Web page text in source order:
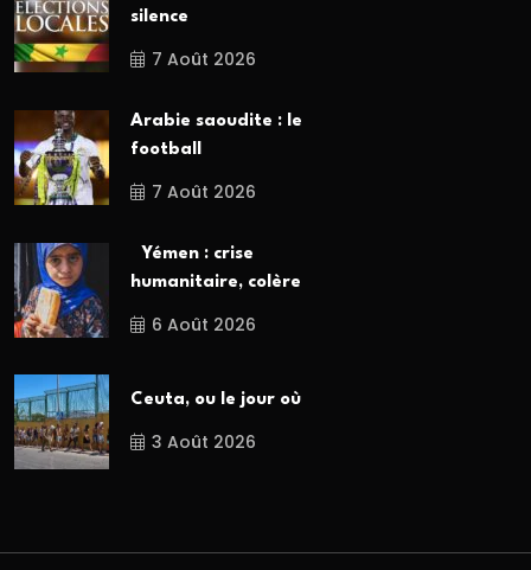
silence
7 Août 2026
Arabie saoudite : le
football
7 Août 2026
Yémen : crise
humanitaire, colère
6 Août 2026
Ceuta, ou le jour où
3 Août 2026